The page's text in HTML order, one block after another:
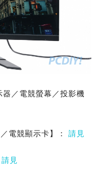
／電競螢幕／投影機
電競顯示卡】： 請見
請見